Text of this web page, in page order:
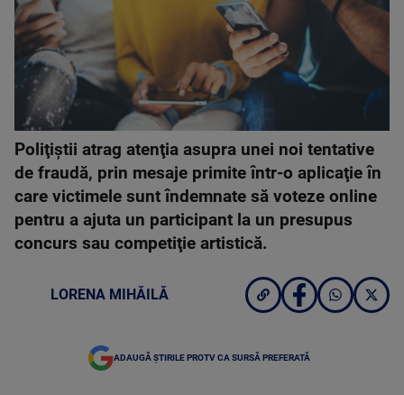
Poliţiştii atrag atenţia asupra unei noi tentative
de fraudă, prin mesaje primite într-o aplicaţie în
care victimele sunt îndemnate să voteze online
pentru a ajuta un participant la un presupus
concurs sau competiţie artistică.
LORENA MIHĂILĂ
ADAUGĂ ȘTIRILE PROTV CA SURSĂ PREFERATĂ